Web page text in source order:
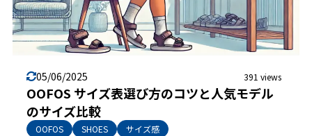
05/06/2025 391 views
OOFOS サイズ表選び方のコツと人気モデル
のサイズ比較
OOFOS SHOES サイズ感